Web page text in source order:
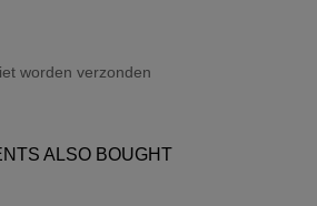
worden verzonden
ALSO BOUGHT